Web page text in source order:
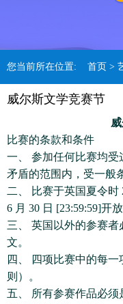
您当前所在位置: 首页 >
威尔斯文学竞赛节
比赛的条款和条件
一、 参加任何比赛均
矛盾的范围内，受一般
二、 比赛于英国夏令时
6 月 30 日 [23:59:59]开放
三、 英国以外的参赛
文。
四、 四项比赛中的每
则）。
五、 所有参赛作品必须